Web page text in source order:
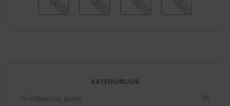
KATEGORIJOS
Grindjuosčių gidas 06